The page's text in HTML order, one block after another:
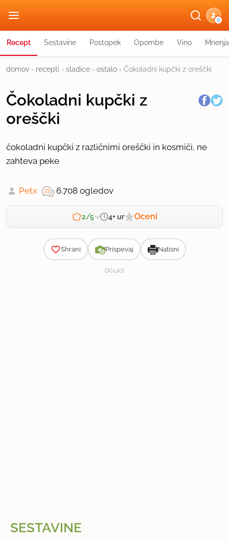
G
Recept Sestavine Postopek Opombe Vino Mnenja
domov › recepti › sladice › ostalo › Čokoladni kupčki z oreščki
Čokoladni kupčki z
oreščki
čokoladni kupčki z različnimi oreščki in kosmiči, ne
zahteva peke
Petx 6.708 ogledov
2/5 4+ ur Oceni
Shrani Prispevaj Natisni
OGLAS
SESTAVINE